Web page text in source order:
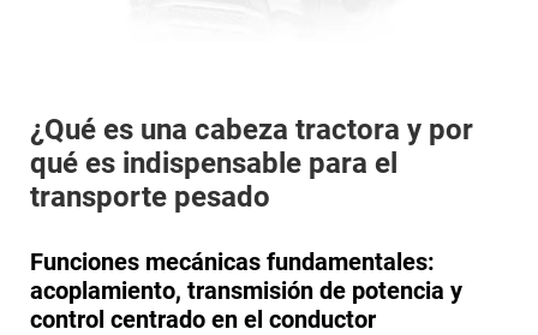
¿Qué es una cabeza tractora y por
qué es indispensable para el
transporte pesado
Funciones mecánicas fundamentales:
acoplamiento, transmisión de potencia y
control centrado en el conductor